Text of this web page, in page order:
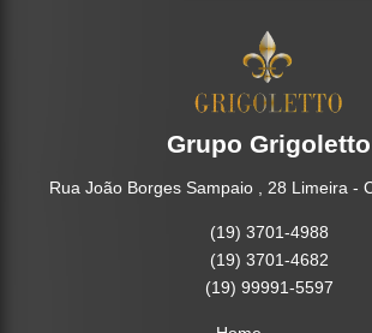
Grupo Grigoletto
Rua João Borges Sampaio , 28 Limeira -
(19) 3701-4988
(19) 3701-4682
(19) 99991-5597